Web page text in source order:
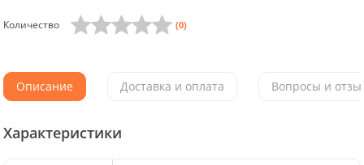
Количество (0)
Описание Доставка и оплата Вопросы и
Характеристики